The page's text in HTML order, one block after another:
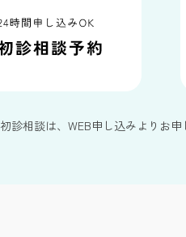
初診相談は、WEB申し込みよりお